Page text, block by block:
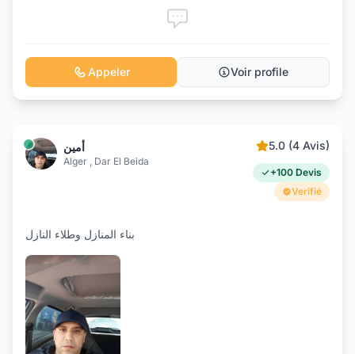
Appeler Voir profile
أمين
Alger , Dar El Beida
5.0 (4 Avis)
+100 Devis
Verifié
بناء المنازل وطلاء النازل